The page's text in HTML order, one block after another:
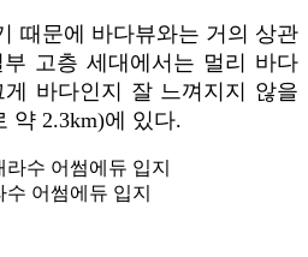
때문에 바다뷰와는 거의 상관
고층 세대에서는 멀리 바다
바다인지 잘 느껴지지 않을
약 2.3km)에 있다.
어썸에듀 입지